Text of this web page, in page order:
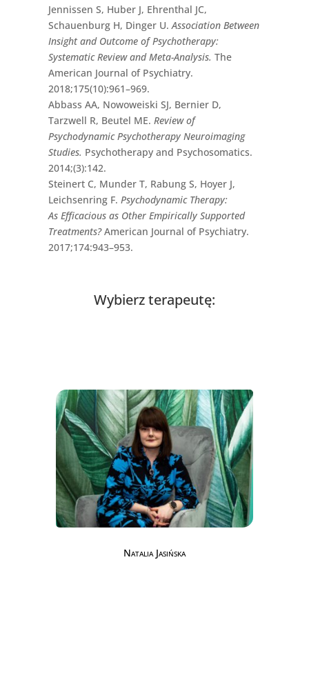
Jennissen S, Huber J, Ehrenthal JC,
Schauenburg H, Dinger U.Association Between
Insight and Outcome of Psychotherapy:
Systematic Review and Meta-Analysis. The
American Journal of Psychiatry.
2018;175(10):961–969.
Abbass AA, Nowoweiski SJ, Bernier D,
Tarzwell R, Beutel ME. Review of
Psychodynamic Psychotherapy Neuroimaging
Studies. Psychotherapy and Psychosomatics.
2014;(3):142.
Steinert C, Munder T, Rabung S, Hoyer J,
Leichsenring F. Psychodynamic Therapy:
As Efficacious as Other Empirically Supported
Treatments?American Journal of Psychiatry.
2017;174:943–953.
Wybierz terapeutę:
Natalia Jasińska